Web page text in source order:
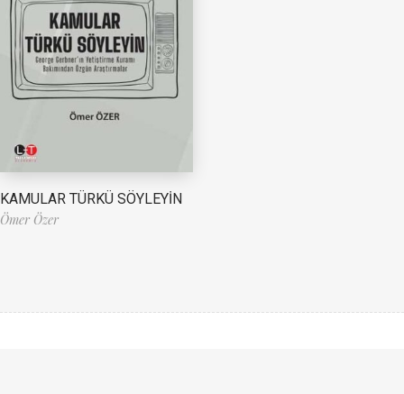
KAMULAR TÜRKÜ SÖYLEYİN
Ömer Özer